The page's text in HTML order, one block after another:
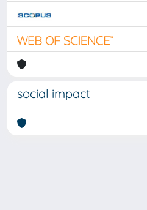
social impact